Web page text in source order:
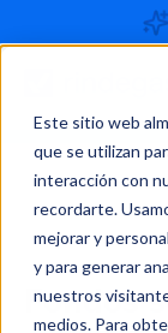
Este sitio web
que se utilizan
interacción con
recordarte.
mejorar y
y para generar
nuestros
medios. Para
Fondos